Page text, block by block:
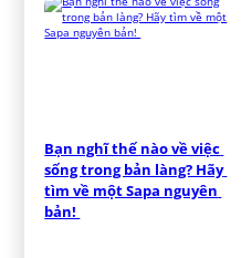
Bạn nghĩ thế nào về việc
sống trong bản làng? Hãy
tìm về một Sapa nguyên
bản!